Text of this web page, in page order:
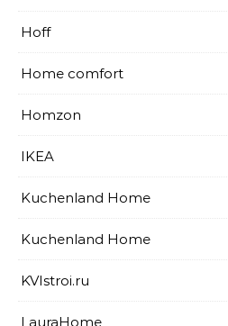
Hoff
Home comfort
Homzon
IKEA
Kuchenland Home
Kuchenland Home
KVIstroi.ru
LauraHome